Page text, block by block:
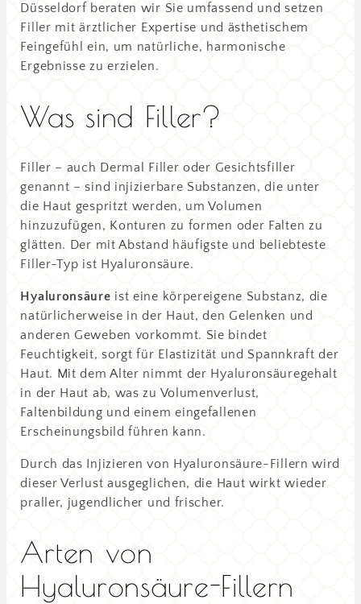
Düsseldorf beraten wir Sie umfassend und setzen
Filler mit ärztlicher Expertise und ästhetischem
Feingefühl ein, um natürliche, harmonische
Ergebnisse zu erzielen.
Was sind Filler?
Filler – auch Dermal Filler oder Gesichtsfiller
genannt – sind injizierbare Substanzen, die unter
die Haut gespritzt werden, um Volumen
hinzuzufügen, Konturen zu formen oder Falten zu
glätten. Der mit Abstand häufigste und beliebteste
Filler-Typ ist Hyaluronsäure.
Hyaluronsäure ist eine körpereigene Substanz, die
natürlicherweise in der Haut, den Gelenken und
anderen Geweben vorkommt. Sie bindet
Feuchtigkeit, sorgt für Elastizität und Spannkraft der
Haut. Mit dem Alter nimmt der Hyaluronsäuregehalt
in der Haut ab, was zu Volumenverlust,
Faltenbildung und einem eingefallenen
Erscheinungsbild führen kann.
Durch das Injizieren von Hyaluronsäure-Fillern wird
dieser Verlust ausgeglichen, die Haut wirkt wieder
praller, jugendlicher und frischer.
Arten von
Hyaluronsäure-Fillern